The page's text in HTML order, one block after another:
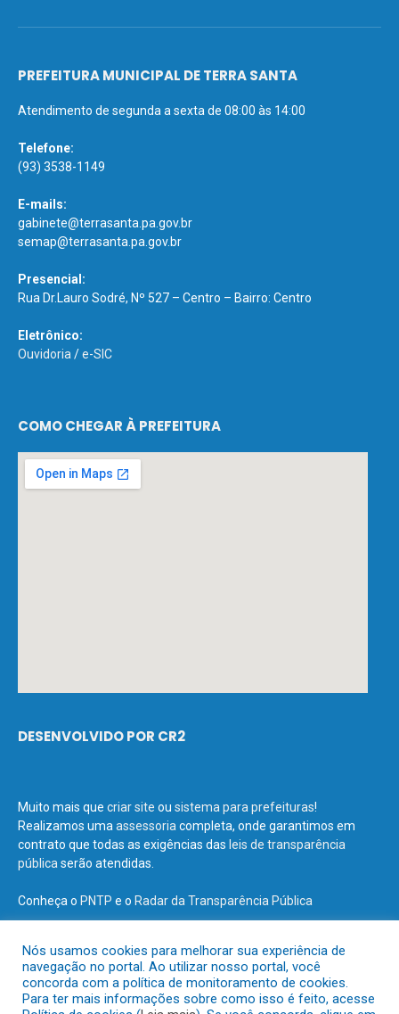
PREFEITURA MUNICIPAL DE TERRA SANTA
Atendimento de segunda a sexta de 08:00 às 14:00
Telefone:
(93) 3538-1149
E-mails:
gabinete@terrasanta.pa.gov.br
semap@terrasanta.pa.gov.br
Presencial:
Rua Dr.Lauro Sodré, Nº 527 – Centro – Bairro: Centro
Eletrônico:
Ouvidoria /e-SIC
COMO CHEGAR À PREFEITURA
DESENVOLVIDO POR CR2
Muito mais que criar site ou sistema para prefeituras!
Realizamos uma assessoria completa, onde garantimos em
contrato que todas as exigências das leis de transparência
pública serão atendidas.
Conheça o PNTP e o Radar da Transparência Pública
Todos os direitos reservados a Prefeitura Municipal de Terra Santa.
Nós usamos cookies para melhorar sua experiência de
navegação no portal. Ao utilizar nosso portal, você
concorda com a política de monitoramento de cookies.
Para ter mais informações sobre como isso é feito, acesse